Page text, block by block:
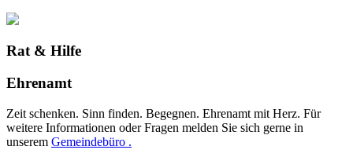
Rat & Hilfe
Ehrenamt
Zeit schenken. Sinn finden. Begegnen. Ehrenamt mit Herz. Für
weitere Informationen oder Fragen melden Sie sich gerne in
unserem Gemeindebüro .